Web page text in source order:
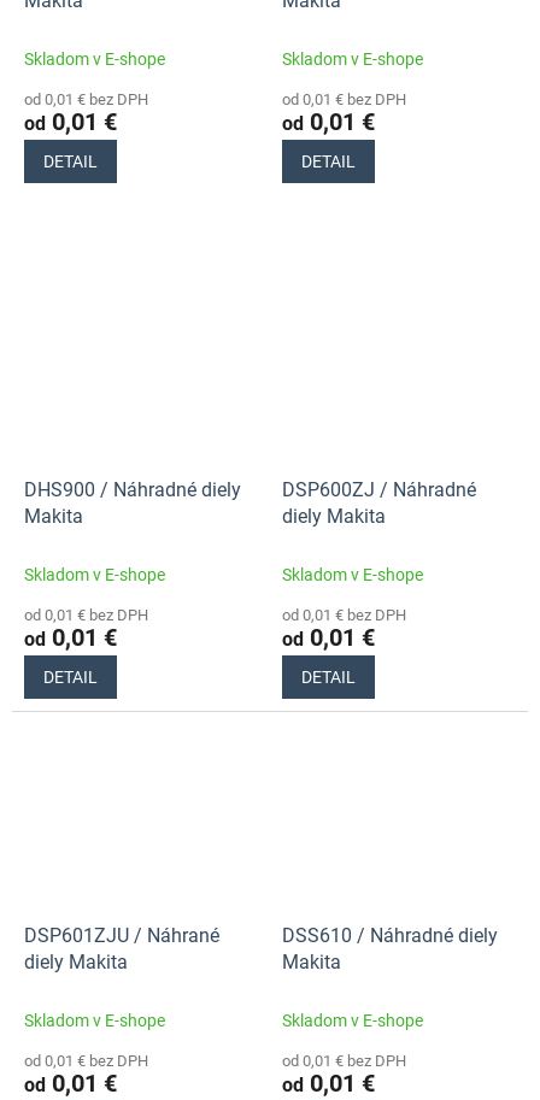
Skladom v E-shope
od 0,01 € bez DPH
od 0,01 €
DETAIL
Skladom v E-shope
od 0,01 € bez DPH
od 0,01 €
DETAIL
DHS900 / Náhradné diely
Makita
Skladom v E-shope
od 0,01 € bez DPH
od 0,01 €
DETAIL
DSP600ZJ / Náhradné
diely Makita
Skladom v E-shope
od 0,01 € bez DPH
od 0,01 €
DETAIL
DSP601ZJU / Náhrané
diely Makita
Skladom v E-shope
od 0,01 € bez DPH
od 0,01 €
DSS610 / Náhradné diely
Makita
Skladom v E-shope
od 0,01 € bez DPH
od 0,01 €